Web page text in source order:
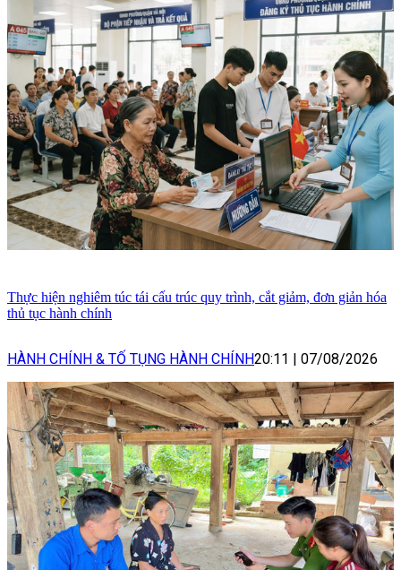
Thực hiện nghiêm túc tái cấu trúc quy trình, cắt giảm, đơn giản hóa
thủ tục hành chính
HÀNH CHÍNH & TỐ TỤNG HÀNH CHÍNH20:11 07/08/2026